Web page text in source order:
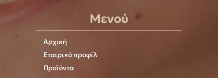
Μενού
Αρχική
Εταιρικό προφίλ
Προϊόντα